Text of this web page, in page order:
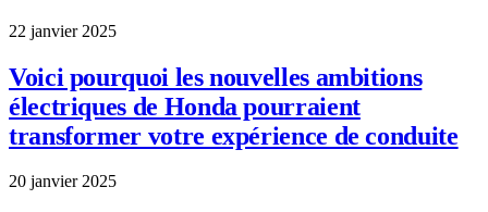
22 janvier 2025
Voici pourquoi les nouvelles ambitions
électriques de Honda pourraient
transformer votre expérience de conduite
20 janvier 2025